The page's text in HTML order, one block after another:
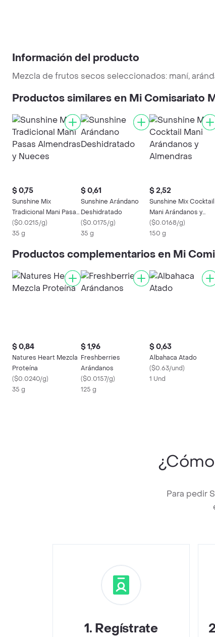
Información del producto
Mezcla de frutos secos seleccionados: maní,
Productos similares en Mi Comisariato
$ 0,75
Sunshine Mix
Tradicional Mani Pasas
Almendras y Nueces
($0.0215/g)
35 g
$ 0,61
Sunshine Arándano
Deshidratado
($0.0175/g)
35 g
$ 2,52
Sunshine Mix Cocktail
Mani Arándanos y
Almendras
($0.0168/g)
150 g
Productos complementarios en Mi
$ 0,84
Natures Heart Mezcla
Proteína
($0.0240/g)
35 g
$ 1,96
Freshberries
Arándanos
($0.0157/g)
125 g
$ 0,63
Albahaca Atado
($0.63/und)
1 Und
Para pedir
1. Regístrate 2